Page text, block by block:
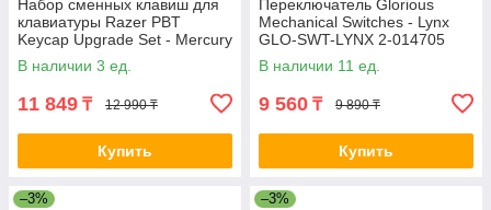
Набор сменных клавиш для
клавиатуры Razer PBT
Keycap Upgrade Set - Mercury
White 2-012508 RC21-
01490200-R3M1
В наличии 3 ед.
11 849 ₸ 12 990 ₸
Купить
Переключатель Glorious
Mechanical Switches - Lynx
GLO-SWT-LYNX 2-014705
В наличии 11 ед.
9 560 ₸ 9 890 ₸
Купить
–3% –3%